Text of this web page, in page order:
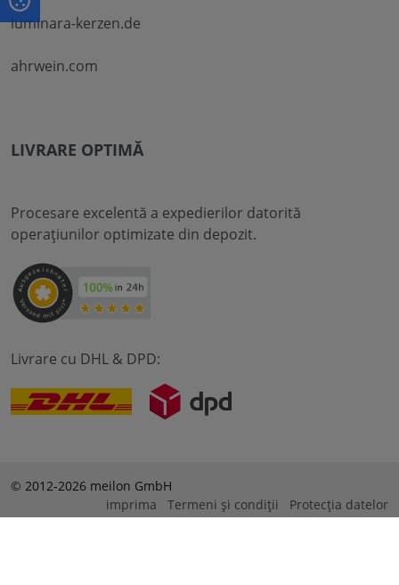
luminara-kerzen.de
ahrwein.com
LIVRARE OPTIMĂ
Procesare excelentă a expedierilor datorită
operațiunilor optimizate din depozit.
Livrare cu DHL & DPD:
© 2012-2026 meilon GmbH
imprima
Termeni și condiții Protecția datelor